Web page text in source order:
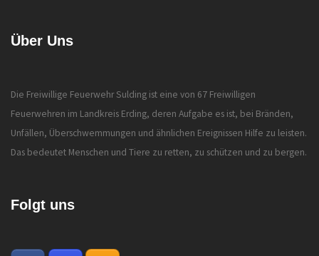
Über Uns
Die Freiwillige Feuerwehr Sulding ist eine von 67 Freiwilligen
Feuerwehren im Landkreis Erding, deren Aufgabe es ist, bei Bränden,
Unfällen, Überschwemmungen und ähnlichen Ereignissen Hilfe zu leisten.
Das bedeutet Menschen und Tiere zu retten, zu schützen und zu bergen.
Folgt uns